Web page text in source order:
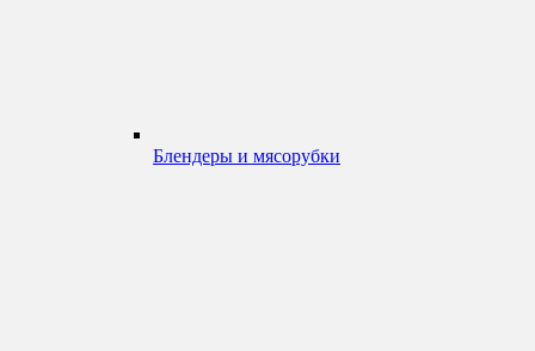
Блендеры и мясорубки